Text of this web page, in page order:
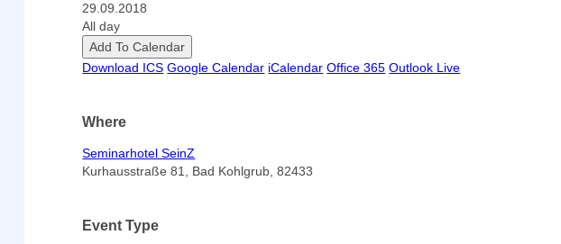
29.09.2018
All day
Add To Calendar
Download ICS Google Calendar iCalendar Office 365 Outlook Live
Where
Seminarhotel SeinZ
Kurhausstraße 81, Bad Kohlgrub, 82433
Event Type